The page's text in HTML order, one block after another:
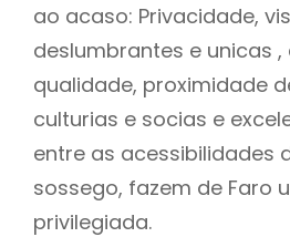
ao acaso: Privacidade,
deslumbrantes e unicas
qualidade, proximidade
culturias e socias e
entre as acessibilidades
sossego, fazem de Faro
privilegiada.